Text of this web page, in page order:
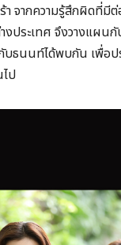
า จากความรู้สึกผิดที่มี
งประเทศ จึงวางแผน
ธนนท์ได้พบกัน เพื่อป
ป